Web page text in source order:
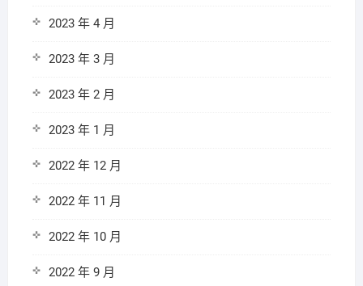
2023 年 4 月
2023 年 3 月
2023 年 2 月
2023 年 1 月
2022 年 12 月
2022 年 11 月
2022 年 10 月
2022 年 9 月